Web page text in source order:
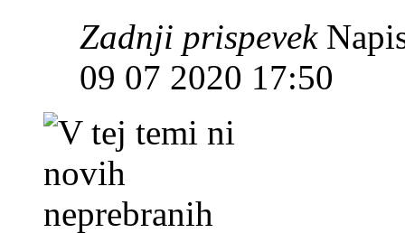
Zadnji prispevek
09 07 2020 17:50